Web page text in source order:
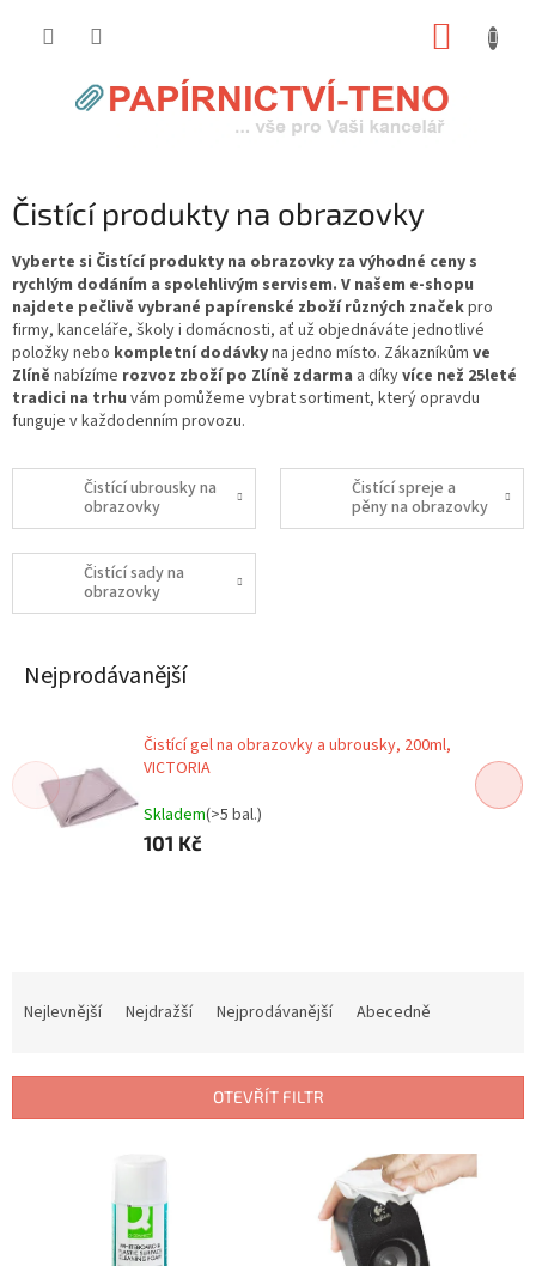
Čistící produkty na obrazovky
Vyberte si Čistící produkty na obrazovky za výhodné ceny s
rychlým dodáním a spolehlivým servisem. V našem e-shopu
najdete pečlivě vybrané papírenské zboží různých značekpro
firmy, kanceláře, školy i domácnosti, ať už objednáváte jednotlivé
položky nebo kompletní dodávkyna jedno místo. Zákazníkům ve
Zlíně nabízíme rozvoz zboží po Zlíně zdarma a díkyvíce než 25leté
tradici na trhu vám pomůžeme vybrat sortiment, který opravdu
funguje v každodenním provozu.
Čistící ubrousky na
obrazovky
Čistící spreje a
pěny na obrazovky
Čistící sady na
obrazovky
Nejprodávanější
Čistící gel na obrazovky a ubrousky, 200ml,
VICTORIA
Skladem(>5 bal.)
101 Kč
í
Nejlevnější Nejdražší Nejprodávanější Abecedně
OTEVŘÍT FILTR